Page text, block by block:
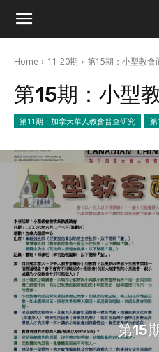
Home 11-20期 第15期：小型教會
第15期：小型
第11期：加拿大華人教會普查研究 第
第15